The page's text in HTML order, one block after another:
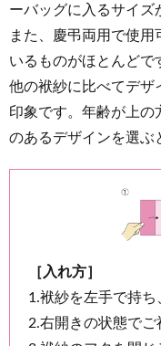
ーバッグに入るサイズ
また、慶弔両用で使
いるものがほとんどで
他の袱紗に比べてデザ
印象です。年齢が上の
のあるデザインを選ぶ
［入れ方］
1.袱紗を左手で持ち
2.右開きの状態で